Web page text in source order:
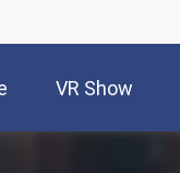
VR Show